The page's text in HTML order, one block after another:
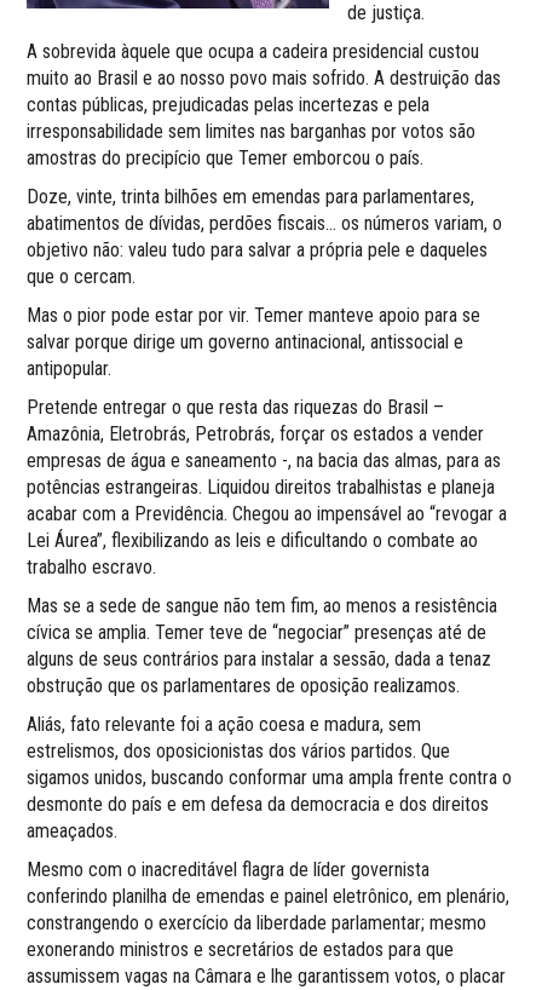
de justiça.
A sobrevida àquele que ocupa a cadeira presidencial custou
muito ao Brasil e ao nosso povo mais sofrido. A destruição das
contas públicas, prejudicadas pelas incertezas e pela
irresponsabilidade sem limites nas barganhas por votos são
amostras do precipício que Temer emborcou o país.
Doze, vinte, trinta bilhões em emendas para parlamentares,
abatimentos de dívidas, perdões fiscais… os números variam, o
objetivo não: valeu tudo para salvar a própria pele e daqueles
que o cercam.
Mas o pior pode estar por vir. Temer manteve apoio para se
salvar porque dirige um governo antinacional, antissocial e
antipopular.
Pretende entregar o que resta das riquezas do Brasil –
Amazônia, Eletrobrás, Petrobrás, forçar os estados a vender
empresas de água e saneamento -, na bacia das almas, para as
potências estrangeiras. Liquidou direitos trabalhistas e planeja
acabar com a Previdência. Chegou ao impensável ao “revogar a
Lei Áurea”, flexibilizando as leis e dificultando o combate ao
trabalho escravo.
Mas se a sede de sangue não tem fim, ao menos a resistência
cívica se amplia. Temer teve de “negociar” presenças até de
alguns de seus contrários para instalar a sessão, dada a tenaz
obstrução que os parlamentares de oposição realizamos.
Aliás, fato relevante foi a ação coesa e madura, sem
estrelismos, dos oposicionistas dos vários partidos. Que
sigamos unidos, buscando conformar uma ampla frente contra o
desmonte do país e em defesa da democracia e dos direitos
ameaçados.
Mesmo com o inacreditável flagra de líder governista
conferindo planilha de emendas e painel eletrônico, em plenário,
constrangendo o exercício da liberdade parlamentar; mesmo
exonerando ministros e secretários de estados para que
assumissem vagas na Câmara e lhe garantissem votos, o placar